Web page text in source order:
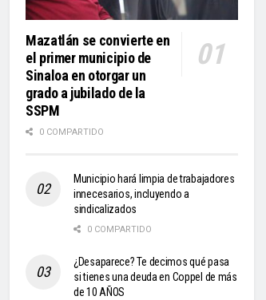
Mazatlán se convierte en
el primer municipio de
Sinaloa en otorgar un
grado a jubilado de la
SSPM
0 COMPARTIDO
Municipio hará limpia de trabajadores
innecesarios, incluyendo a
sindicalizados
0 COMPARTIDO
¿Desaparece? Te decimos qué pasa
si tienes una deuda en Coppel de más
de 10 AÑOS